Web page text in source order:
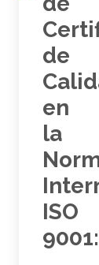
de
en
la
ISO